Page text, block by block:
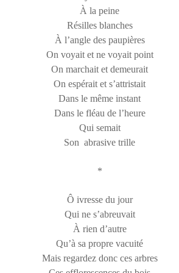
À la peine
Résilles blanches
À l’angle des paupières
On voyait et ne voyait point
On marchait et demeurait
On espérait et s’attristait
Dans le même instant
Dans le fléau de l’heure
Qui semait
Son abrasive trille
*
Ô ivresse du jour
Qui ne s’abreuvait
À rien d’autre
Qu’à sa propre vacuité
Mais regardez donc ces arbres